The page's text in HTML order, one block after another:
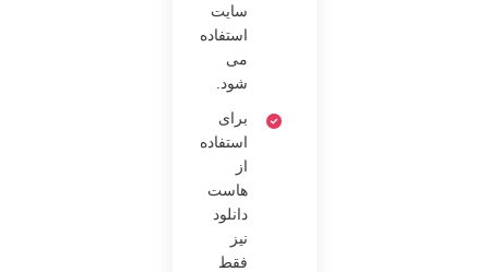
سایت
استفاده
می
شود.
برای
استفاده
از
هاست
دانلود
نیز
فقط